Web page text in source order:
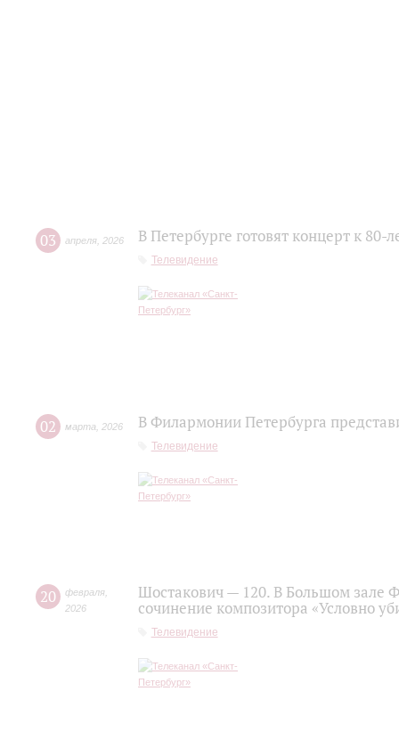
03 апреля 2026 В Петербурге готовят концерт к
Телевидение
02 марта 2026 В Филармонии Петербурга
Телевидение
20 февраля
2026
Шостакович — 120. В Большом зале
сочинение композитора «Условно
Телевидение